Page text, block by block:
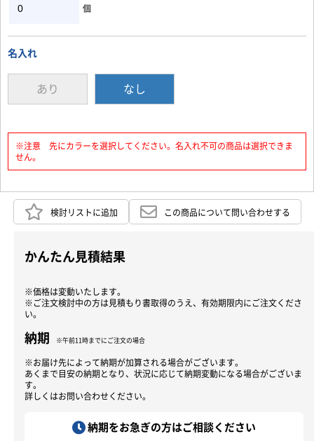
個
名入れ
あり なし
※注意 先にカラーを選択してください。名入れ不可の商品は選択できま
せん。
検討リストに追加 この商品について問い合わせする
かんたん見積結果
※価格は変動いたします。
※ご注文検討中の方は見積もり書取得のうえ、有効期限内にご注文くださ
い。
納期 ※午前11時までにご注文の場合
※お届け先によって納期が加算される場合がございます。
あくまで目安の納期となり、状況に応じて納期変動になる場合がございま
す。
詳しくはお問い合わせください。
納期をお急ぎの方はご相談ください